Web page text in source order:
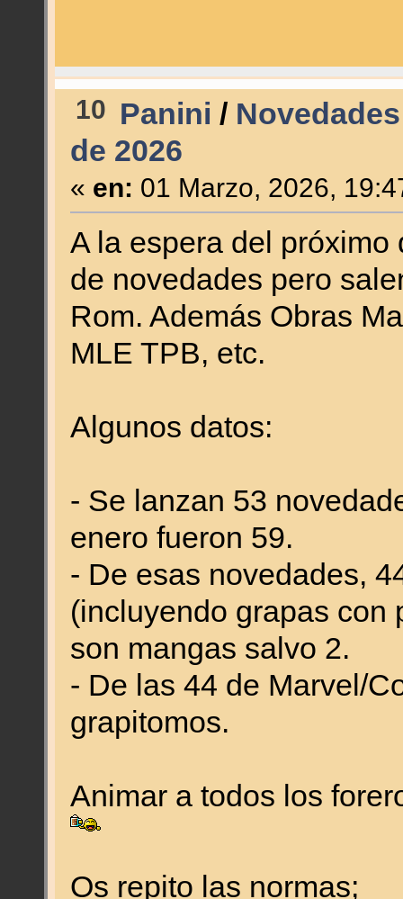
10 Panini /
de 2026
« en: 01 Marzo, 2026,
A la espera del
de novedades pero
Rom. Además Obras
MLE TPB, etc.
Algunos datos:
- Se lanzan 53
enero fueron 59.
- De esas novedades,
(incluyendo grapas con
son mangas salvo 2.
- De las 44 de Marvel/
grapitomos.
Animar a todos los
Os repito las normas;